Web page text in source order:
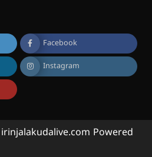
Facebook
Instagram
Powered